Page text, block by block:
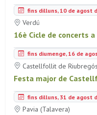
fins dilluns, 10 de agost
Verdú
16è Cicle de concerts
fins diumenge, 16 de
Castellfollit de Riubregós
Festa major de
fins dilluns, 31 de agost
Pavia (Talavera)